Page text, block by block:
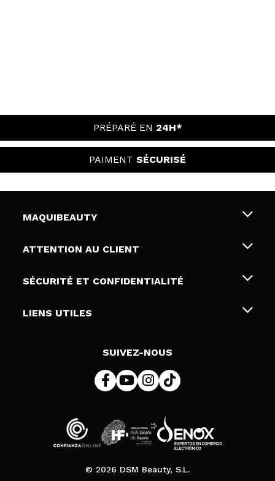
PRÉPARÉ EN 24H*
PAIMENT SÉCURISÉ
MAQUIBEAUTY
Qui sommes nous
Cartes-cadeaux
ATTENTION AU CLIENT
Livraison & retour
Modes de paiement
SÉCURITÉ ET CONFIDENTIALITÉ
Conditions et confidentialité
LIENS UTILES
SUIVEZ-NOUS
© 2026 DSM Beauty, S.L.